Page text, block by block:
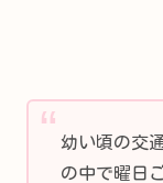
幼い頃の交
の中で曜日